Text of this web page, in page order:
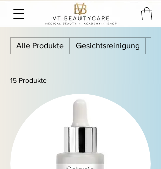
Alle Produkte Gesichtsreinigung
15 Produkte